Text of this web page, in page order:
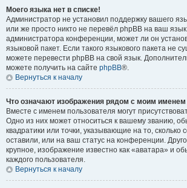
Моего языка нет в списке!
Администратор не установил поддержку вашего
или же просто никто не перевёл phpBB на ваш
администратора конференции, может ли он
языковой пакет. Если такого языкового пакета не
можете перевести phpBB на свой язык.
можете получить на сайте phpBB®.
Вернуться к началу
Что означают изображения рядом с моим именем
Вместе с именем пользователя могут
Одно из них может относиться к вашему званию,
квадратики или точки, указывающие на то, сколько
оставили, или на ваш статус на конференции.
крупное, изображение известно как «аватара» и
каждого пользователя.
Вернуться к началу